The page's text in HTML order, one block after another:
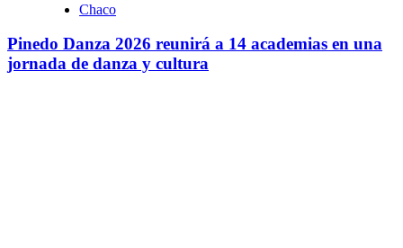
Chaco
Pinedo Danza 2026 reunirá a 14 academias en una
jornada de danza y cultura